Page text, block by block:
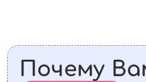
Почему